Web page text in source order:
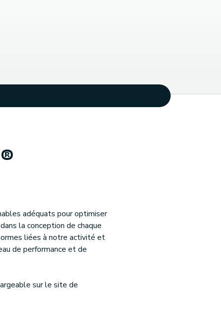
adéquats pour optimiser
la conception de chaque
liées à notre activité et
de performance et de
sur le site de